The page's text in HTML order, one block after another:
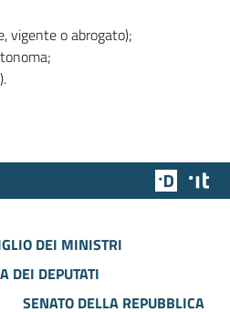
vigente o abrogato);
Team
DEI MINISTRI
DEI DEPUTATI
SENATO DELLA REPUBBLICA